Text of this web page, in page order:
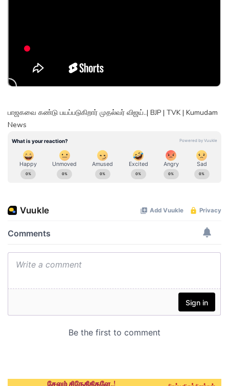
பாஜகவை கண்டு பயப்படுகிறார் முதல்வர் விஜய்..| BJP | TVK | Kumudam
News